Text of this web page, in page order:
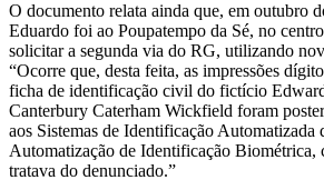
O documento relata ainda que, em outubro
Eduardo foi ao Poupatempo da Sé, no
solicitar a segunda via do RG, utilizando
“Ocorre que, desta feita, as impressões
ficha de identificação civil do fictício
Canterbury Caterham Wickfield foram
aos Sistemas de Identificação Automatizada
Automatização de Identificação Biométrica,
tratava do denunciado.”